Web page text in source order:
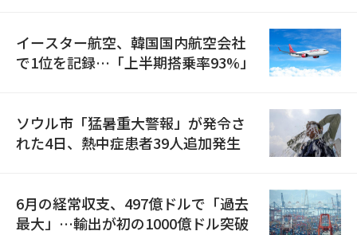
イースター航空、韓国国内航空会社
で1位を記録…「上半期搭乗率93%」
ソウル市「猛暑重大警報」が発令さ
れた4日、熱中症患者39人追加発生
6月の経常収支、497億ドルで「過去
最大」…輸出が初の1000億ドル突破